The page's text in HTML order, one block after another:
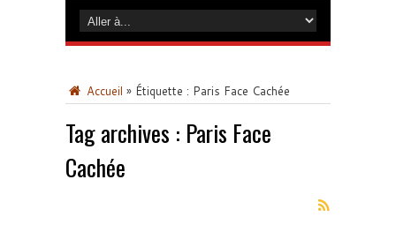
Accueil » Étiquette : Paris Face Cachée
Tag archives : Paris Face
Cachée